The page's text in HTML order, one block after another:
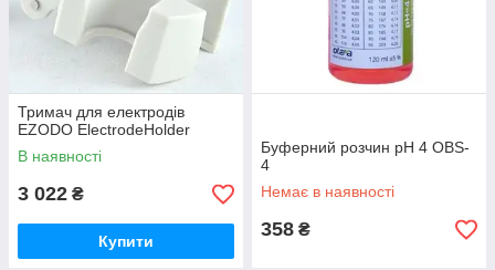
Тримач для електродів
EZODO ElectrodeHolder
В наявності
3 022 ₴
Купити
Буферний розчин pH 4 OBS-
4
Немає в наявності
358 ₴